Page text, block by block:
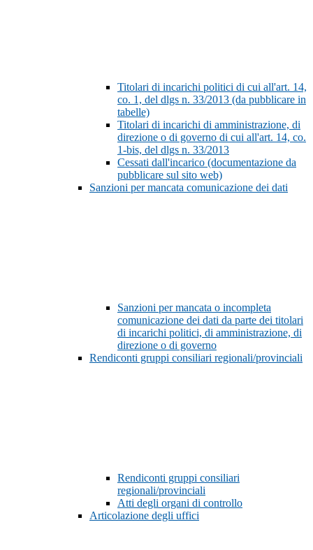
Titolari di incarichi politici di cui all'art. 14,
co. 1, del dlgs n. 33/2013 (da pubblicare in
tabelle)
Titolari di incarichi di amministrazione, di
direzione o di governo di cui all'art. 14, co.
1-bis, del dlgs n. 33/2013
Cessati dall'incarico (documentazione da
pubblicare sul sito web)
Sanzioni per mancata comunicazione dei dati
Sanzioni per mancata o incompleta
comunicazione dei dati da parte dei titolari
di incarichi politici, di amministrazione, di
direzione o di governo
Rendiconti gruppi consiliari regionali/provinciali
Rendiconti gruppi consiliari
regionali/provinciali
Atti degli organi di controllo
Articolazione degli uffici